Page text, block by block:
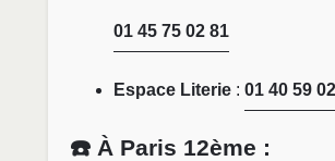
01 45 75 02 81
Espace Literie : 01 40 59
☎️ À Paris 12ème :